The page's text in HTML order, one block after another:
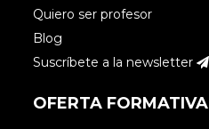
Quiero ser profesor
Blog
Suscríbete a la newsletter
OFERTA FORMATIVA